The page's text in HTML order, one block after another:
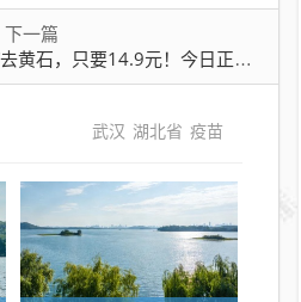
下一篇
石，只要14.9元！今日正式通车
武汉 湖北省 疫苗